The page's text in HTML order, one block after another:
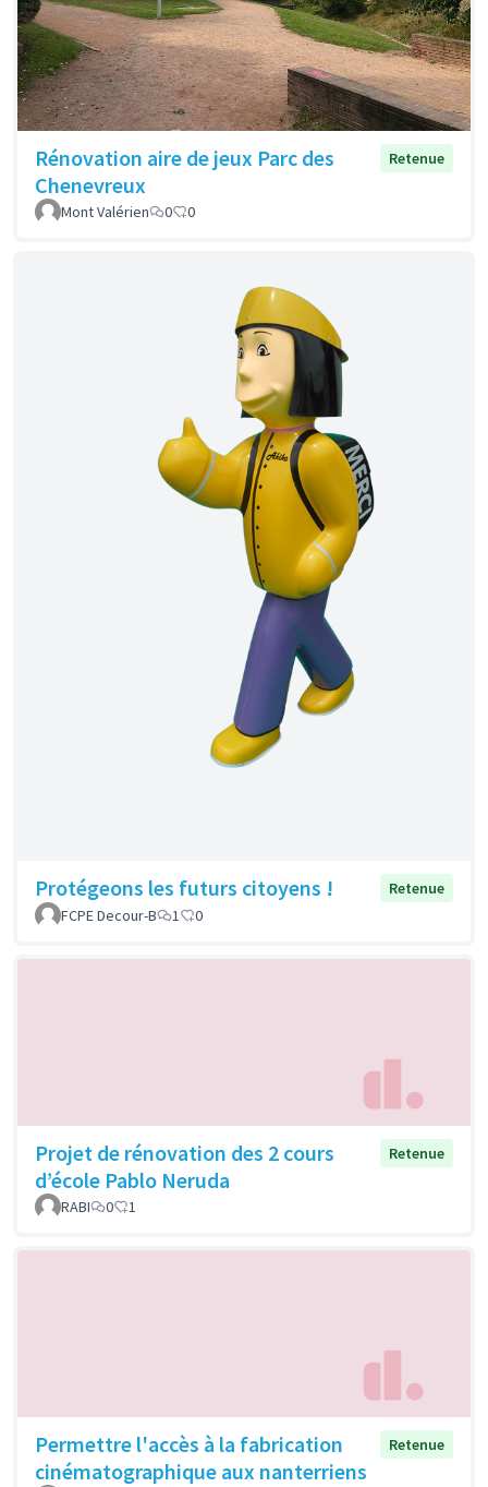
Rénovation aire de jeux Parc des
Chenevreux
Retenue
Mont Valérien 0 0
Protégeons les futurs citoyens !
Retenue
FCPE Decour-B
1 0
Projet de rénovation des 2 cours
d’école Pablo Neruda
Retenue
RABI 0 1
Permettre l'accès à la fabrication
cinématographique aux nanterriens
Retenue